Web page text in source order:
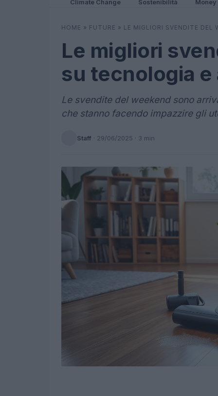
Climate Change Sostenibilità Money
HOME » FUTURE » LE MIGLIORI SVENDITE DEL
Le migliori
su tecnologia
Le svendite del weekend sono
che stanno facendo impazzire gli
Staff · 29/06/2025 · 3 min